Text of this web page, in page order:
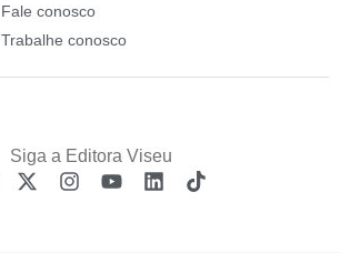
Fale conosco
Trabalhe conosco